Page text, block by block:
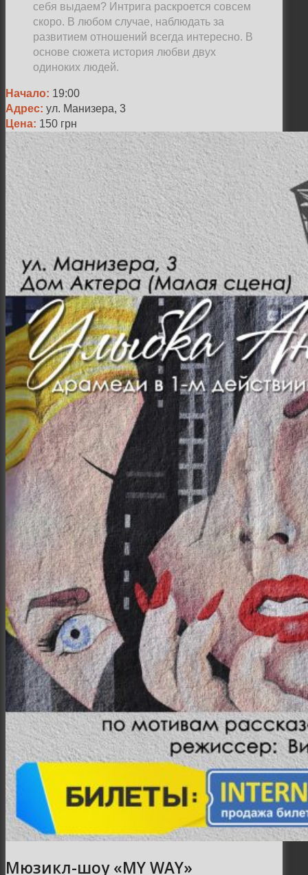
себя выдаем? Интрига раскроется совсем
скоро. В любом случае, наблюдать за
развитием отношений всегда интересно. В
основе сюжета история любви двух
одиноких людей.
Начало: 19:00
Адрес: ул. Манизера, 3
Цена: 150 грн
Мюзикл-шоу «MY WAY»